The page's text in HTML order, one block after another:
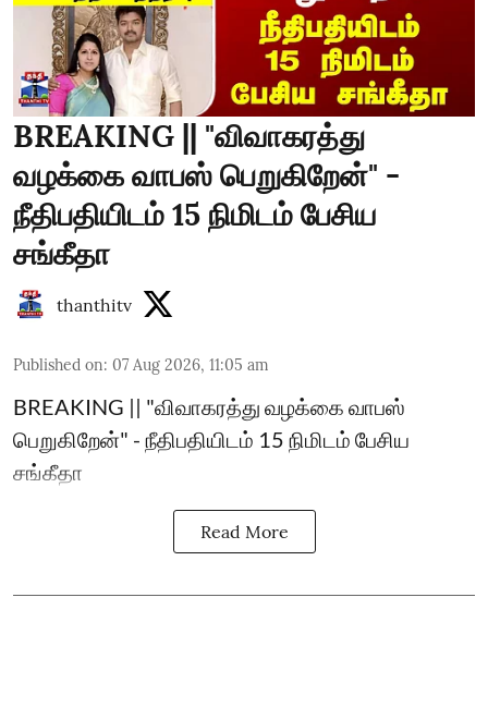
BREAKING || "விவாகரத்து
வழக்கை வாபஸ் பெறுகிறேன்" -
நீதிபதியிடம் 15 நிமிடம் பேசிய
சங்கீதா
thanthitv
Published on: 07 Aug 2026, 11:05 am
BREAKING || "விவாகரத்து வழக்கை வாபஸ்
பெறுகிறேன்" - நீதிபதியிடம் 15 நிமிடம் பேசிய
சங்கீதா
Read More